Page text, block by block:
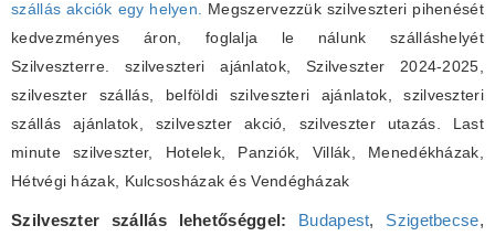
szállás akciók egy helyen.
Megszervezzük szilveszteri pihenését
kedvezményes áron, foglalja le nálunk szálláshelyét
Szilveszterre. szilveszteri ajánlatok, Szilveszter 2024-2025,
szilveszter szállás, belföldi szilveszteri ajánlatok, szilveszteri
szállás ajánlatok, szilveszter akció, szilveszter utazás. Last
minute szilveszter, Hotelek, Panziók, Villák, Menedékházak,
Hétvégi házak, Kulcsosházak és Vendégházak
Szilveszter szállás lehetőséggel: Budapest, Szigetbecse,